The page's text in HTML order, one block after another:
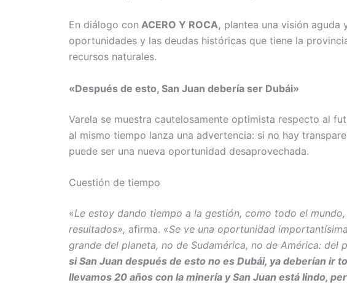
En diálogo con ACERO Y ROCA, plantea una visión aguda
oportunidades y las deudas históricas que tiene la
recursos naturales.
«Después de esto, San Juan debería ser Dubái»
Varela se muestra cautelosamente optimista respecto al
al mismo tiempo lanza una advertencia: si no hay
puede ser una nueva oportunidad desaprovechada.
Cuestión de tiempo
«Le estoy dando tiempo a la gestión, como todo el
resultados», afirma. «Se ve una oportunidad
grande del planeta, no de Sudamérica, no de América: del
si San Juan después de esto no es Dubái, ya deberían ir
llevamos 20 años con la minería y San Juan está lindo,